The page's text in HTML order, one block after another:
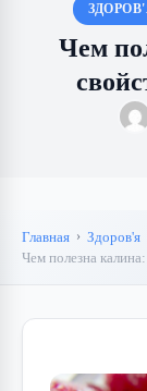
Чем
Главная
Здоров'я
Чем полезна